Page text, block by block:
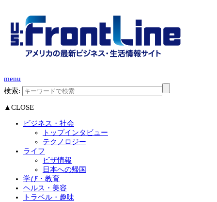
menu
検索:
▲CLOSE
ビジネス・社会
トップインタビュー
テクノロジー
ライフ
ビザ情報
日本への帰国
学び・教育
ヘルス・美容
トラベル・趣味